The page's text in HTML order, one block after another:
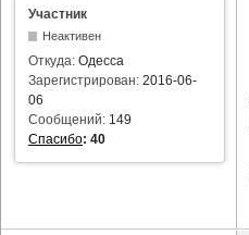
Участник
Неактивен
Откуда: Одесса
Зарегистрирован: 2016-06-
06
Сообщений: 149
Спасибо: 40